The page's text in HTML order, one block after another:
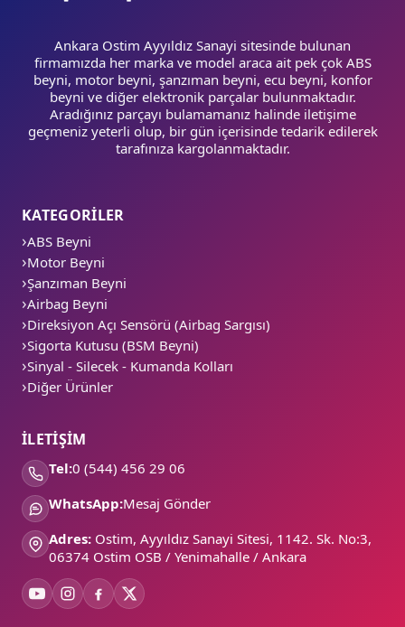
Ankara Ostim Ayyıldız Sanayi sitesinde bulunan
firmamızda her marka ve model araca ait pek çok ABS
beyni, motor beyni, şanzıman beyni, ecu beyni, konfor
beyni ve diğer elektronik parçalar bulunmaktadır.
Aradığınız parçayı bulamamanız halinde iletişime
geçmeniz yeterli olup, bir gün içerisinde tedarik edilerek
tarafınıza kargolanmaktadır.
KATEGORİLER
ABS Beyni
Motor Beyni
Şanzıman Beyni
Airbag Beyni
Direksiyon Açı Sensörü (Airbag Sargısı)
Sigorta Kutusu (BSM Beyni)
Sinyal - Silecek - Kumanda Kolları
Diğer Ürünler
İLETİŞİM
Tel:0 (544) 456 29 06
WhatsApp:Mesaj Gönder
Adres: Ostim, Ayyıldız Sanayi Sitesi, 1142. Sk. No:3,
06374 Ostim OSB / Yenimahalle / Ankara